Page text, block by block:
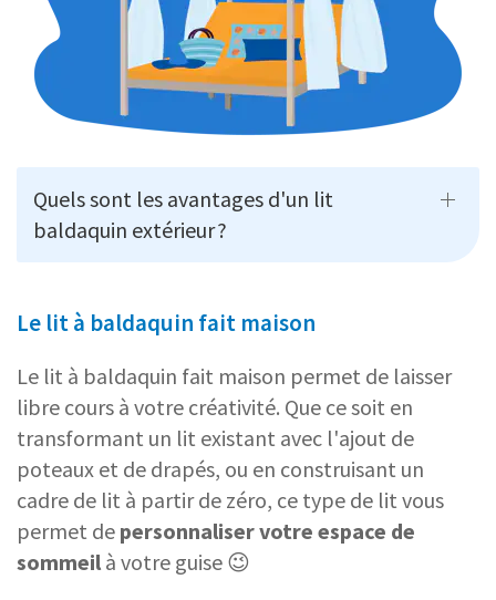
Quels sont les avantages d'un lit
baldaquin extérieur ?
Le lit à baldaquin fait maison
Le lit à baldaquin fait maison permet de laisser
libre cours à votre créativité. Que ce soit en
transformant un lit existant avec l'ajout de
poteaux et de drapés, ou en construisant un
cadre de lit à partir de zéro, ce type de lit vous
permet de personnaliser votre espace de
sommeil à votre guise 😉